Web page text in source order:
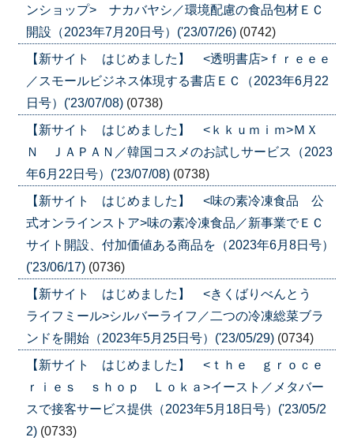
ンショップ> ナカバヤシ／環境配慮の食品包材ＥＣ
開設（2023年7月20日号）('23/07/26) (0742)
【新サイト はじめました】 <透明書店>ｆｒｅｅｅ
／スモールビジネス体現する書店ＥＣ（2023年6月22
日号）('23/07/08) (0738)
【新サイト はじめました】 <ｋｋｕｍｉｍ>ＭＸ
Ｎ ＪＡＰＡＮ／韓国コスメのお試しサービス（2023
年6月22日号）('23/07/08) (0738)
【新サイト はじめました】 <味の素冷凍食品 公
式オンラインストア>味の素冷凍食品／新事業でＥＣ
サイト開設、付加価値ある商品を（2023年6月8日号）
('23/06/17) (0736)
【新サイト はじめました】 <きくばりべんとう
ライフミール>シルバーライフ／二つの冷凍総菜ブラ
ンドを開始（2023年5月25日号）('23/05/29) (0734)
【新サイト はじめました】 <ｔｈｅ ｇｒｏｃｅ
ｒｉｅｓ ｓｈｏｐ Ｌｏｋａ>イースト／メタバー
スで接客サービス提供（2023年5月18日号）('23/05/2
2) (0733)